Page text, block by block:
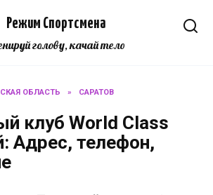
Режим Спортсмена
голову, качай тело
ОБЛАСТЬ » САРАТОВ
клуб World Class
Адрес, телефон,